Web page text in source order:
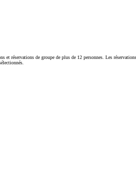
réservations de groupe de plus de 12 personnes. Les